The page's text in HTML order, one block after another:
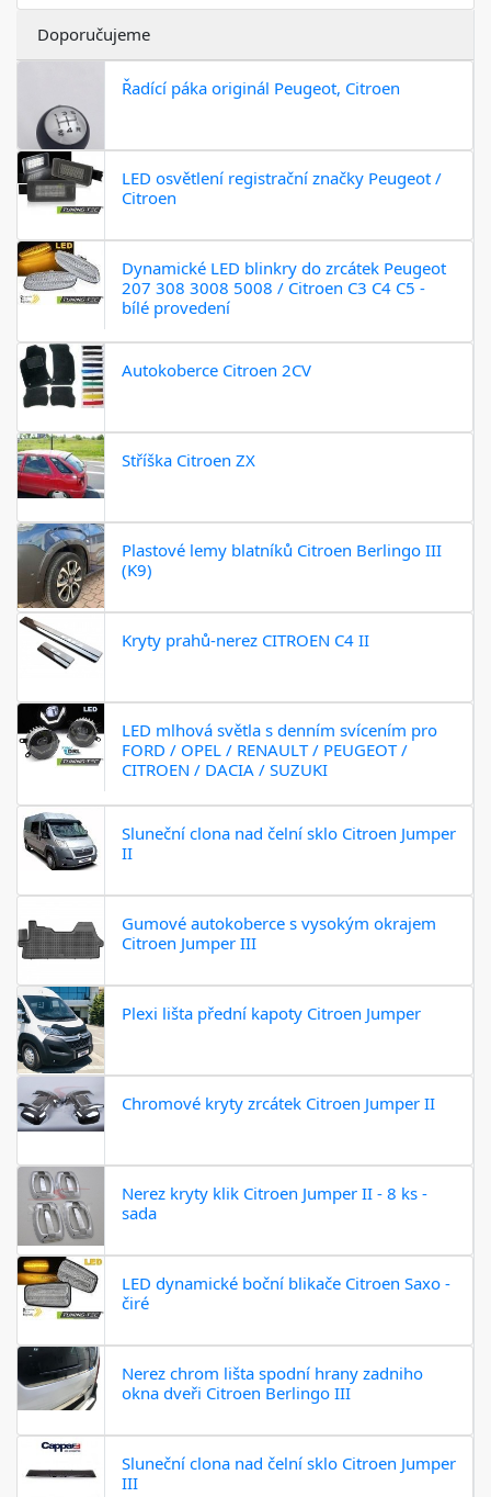
Doporučujeme
Řadící páka originál Peugeot, Citroen
LED osvětlení registrační značky Peugeot /
Citroen
Dynamické LED blinkry do zrcátek Peugeot
207 308 3008 5008 / Citroen C3 C4 C5 -
bílé provedení
Autokoberce Citroen 2CV
Stříška Citroen ZX
Plastové lemy blatníků Citroen Berlingo III
(K9)
Kryty prahů-nerez CITROEN C4 II
LED mlhová světla s denním svícením pro
FORD / OPEL / RENAULT / PEUGEOT /
CITROEN / DACIA / SUZUKI
Sluneční clona nad čelní sklo Citroen Jumper
II
Gumové autokoberce s vysokým okrajem
Citroen Jumper III
Plexi lišta přední kapoty Citroen Jumper
Chromové kryty zrcátek Citroen Jumper II
Nerez kryty klik Citroen Jumper II - 8 ks -
sada
LED dynamické boční blikače Citroen Saxo -
čiré
Nerez chrom lišta spodní hrany zadniho
okna dveři Citroen Berlingo III
Sluneční clona nad čelní sklo Citroen Jumper
III